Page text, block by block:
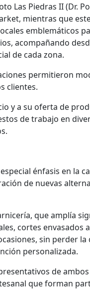
Las Piedras II (Dr.
mientras que
emblemáticos
acompañando
de cada zona.
permitieron
clientes.
y a su oferta de
de trabajo en
énfasis en la
de nuevas
que amplía
cortes envasados
sin perder
personalizada.
de ambos
que forman